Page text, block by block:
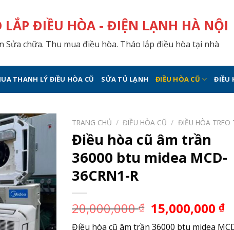
LẮP ĐIỀU HÒA - ĐIỆN LẠNH HÀ NỘI
Sửa chữa. Thu mua điều hòa. Tháo lắp điều hòa tại nhà
THANH LÝ ĐIỀU HÒA CŨ SỬA TỦ LẠNH ĐIỀU HÒA CŨ ĐIỀU
TRANG CHỦ / ĐIỀU HÒA CŨ / ĐIỀU HÒA TREO
Điều hòa cũ âm trần
36000 btu midea MCD-
36CRN1-R
20,000,000₫ 15,000,000₫
Điều hòa cũ âm trần 36000 btu midea